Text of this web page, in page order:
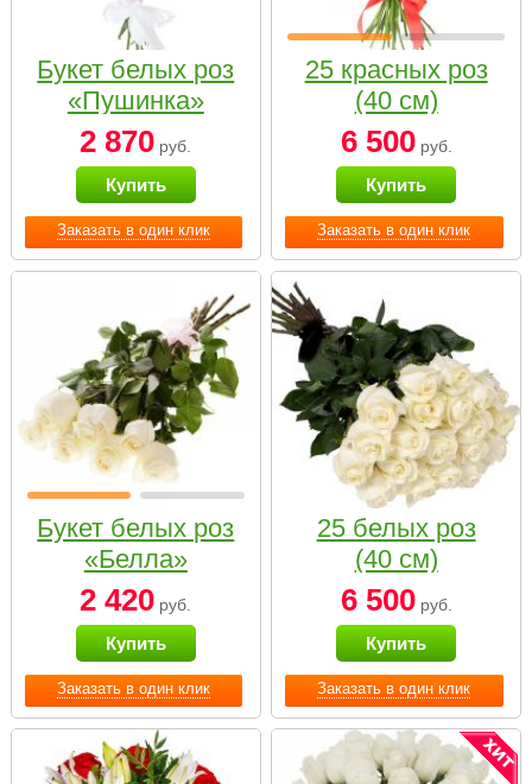
Заказать в один клик
Букет белых роз
«Пушинка»
2 870 руб.
Купить
Заказать в один клик
25 красных роз
(40 см)
6 500руб.
Купить
Заказать в один клик
Букет белых роз
«Белла»
2 420 руб.
Купить
Заказать в один клик
25 белых роз
(40 см)
6 500руб.
Купить